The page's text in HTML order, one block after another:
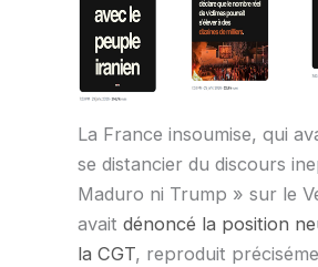
La France insoumise, qui
se distancier du discours
Maduro ni Trump » sur le
avait dénoncé la position
la CGT, reproduit